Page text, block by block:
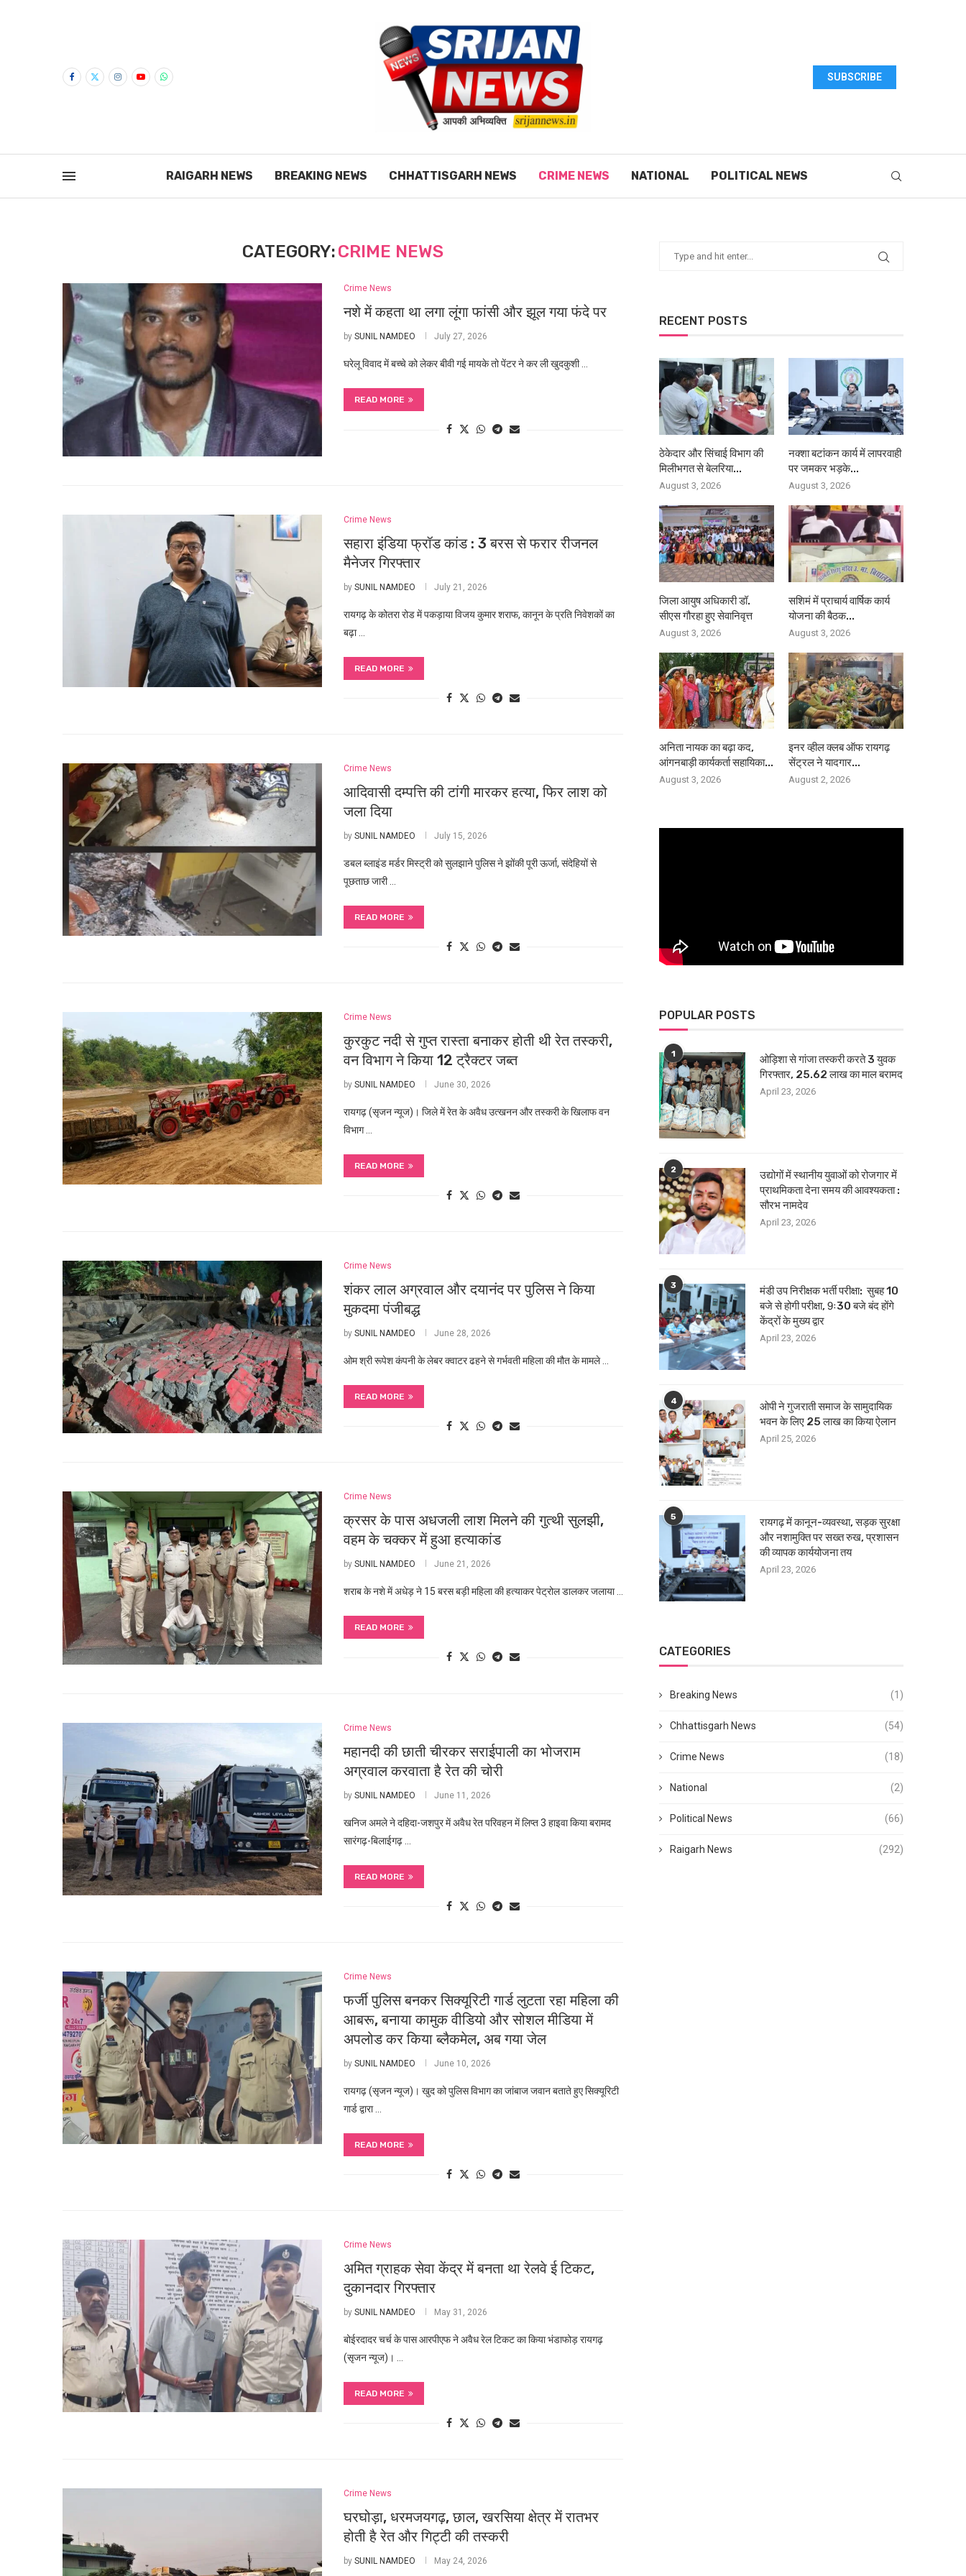
SUBSCRIBE
RAIGARH NEWS BREAKING NEWS CHHATTISGARH NEWS CRIME NEWS NATIONAL POLITICAL NEWS
CATEGORY:CRIME NEWS
Crime News
नशे में कहता था लगा लूंगा फांसी और झूल गया फंदे पर
by SUNIL NAMDEO July 27, 2026
घरेलू विवाद में बच्चे को लेकर बीवी गई मायके तो पेंटर ने कर ली खुदकुशी …
READ MORE
Crime News
सहारा इंडिया फ्रॉड कांड : 3 बरस से फरार रीजनल
मैनेजर गिरफ्तार
by SUNIL NAMDEO July 21, 2026
रायगढ़ के कोतरा रोड में पकड़ाया विजय कुमार शराफ, कानून के प्रति निवेशकों का
बढ़ा …
READ MORE
Crime News
आदिवासी दम्पत्ति की टांगी मारकर हत्या, फिर लाश को
जला दिया
by SUNIL NAMDEO July 15, 2026
डबल ब्लाइंड मर्डर मिस्ट्री को सुलझाने पुलिस ने झोंकी पूरी ऊर्जा, संदेहियों से
पूछताछ जारी …
READ MORE
Crime News
कुरकुट नदी से गुप्त रास्ता बनाकर होती थी रेत तस्करी,
वन विभाग ने किया 12 ट्रैक्टर जब्त
by SUNIL NAMDEO June 30, 2026
रायगढ़ (सृजन न्यूज)। जिले में रेत के अवैध उत्खनन और तस्करी के खिलाफ वन
विभाग …
READ MORE
Crime News
शंकर लाल अग्रवाल और दयानंद पर पुलिस ने किया
मुकदमा पंजीबद्ध
by SUNIL NAMDEO June 28, 2026
ओम श्री रूपेश कंपनी के लेबर क्वाटर ढहने से गर्भवती महिला की मौत के मामले …
READ MORE
Crime News
क्रसर के पास अधजली लाश मिलने की गुत्थी सुलझी,
वहम के चक्कर में हुआ हत्याकांड
by SUNIL NAMDEO June 21, 2026
शराब के नशे में अधेड़ ने 15 बरस बड़ी महिला की हत्याकर पेट्रोल डालकर जलाया …
READ MORE
Crime News
महानदी की छाती चीरकर सराईपाली का भोजराम
अग्रवाल करवाता है रेत की चोरी
by SUNIL NAMDEO June 11, 2026
खनिज अमले ने दहिदा-जशपुर में अवैध रेत परिवहन में लिप्त 3 हाइवा किया बरामद
सारंगढ़-बिलाईगढ़ …
READ MORE
Crime News
फर्जी पुलिस बनकर सिक्यूरिटी गार्ड लुटता रहा महिला की
आबरू, बनाया कामुक वीडियो और सोशल मीडिया में
अपलोड कर किया ब्लैकमेल, अब गया जेल
by SUNIL NAMDEO June 10, 2026
रायगढ़ (सृजन न्यूज)। खुद को पुलिस विभाग का जांबाज जवान बताते हुए सिक्यूरिटी
गार्ड द्वारा …
READ MORE
Crime News
अमित ग्राहक सेवा केंद्र में बनता था रेलवे ई टिकट,
दुकानदार गिरफ्तार
by SUNIL NAMDEO May 31, 2026
बोईरदादर चर्च के पास आरपीएफ ने अवैध रेल टिकट का किया भंडाफोड़ रायगढ़
(सृजन न्यूज)। …
READ MORE
Crime News
घरघोड़ा, धरमजयगढ़, छाल, खरसिया क्षेत्र में रातभर
होती है रेत और गिट्टी की तस्करी
by SUNIL NAMDEO May 24, 2026
RECENT POSTS
ठेकेदार और सिंचाई विभाग की
मिलीभगत से बेलरिया...
August 3, 2026
नक्शा बटांकन कार्य में लापरवाही
पर जमकर भड़के...
August 3, 2026
जिला आयुष अधिकारी डॉ.
सीएस गौरहा हुए सेवानिवृत्त
August 3, 2026
सशिमं में प्राचार्य वार्षिक कार्य
योजना की बैठक...
August 3, 2026
अनिता नायक का बढ़ा कद,
आंगनबाड़ी कार्यकर्ता सहायिका...
August 3, 2026
इनर व्हील क्लब ऑफ रायगढ़
सेंट्रल ने यादगार...
August 2, 2026
POPULAR POSTS
1
ओड़िशा से गांजा तस्करी करते 3 युवक
गिरफ्तार, 25.62 लाख का माल बरामद
April 23, 2026
2
उद्योगों में स्थानीय युवाओं को रोजगार में
प्राथमिकता देना समय की आवश्यकता :
सौरभ नामदेव
April 23, 2026
3
मंडी उप निरीक्षक भर्ती परीक्षा: सुबह 10
बजे से होगी परीक्षा, 9ः30 बजे बंद होंगे
केंद्रों के मुख्य द्वार
April 23, 2026
4
ओपी ने गुजराती समाज के सामुदायिक
भवन के लिए 25 लाख का किया ऐलान
April 25, 2026
5
रायगढ़ में कानून-व्यवस्था, सड़क सुरक्षा
और नशामुक्ति पर सख्त रुख, प्रशासन
की व्यापक कार्ययोजना तय
April 23, 2026
CATEGORIES
Breaking News (1)
Chhattisgarh News (54)
Crime News (18)
National (2)
Political News (66)
Raigarh News (292)